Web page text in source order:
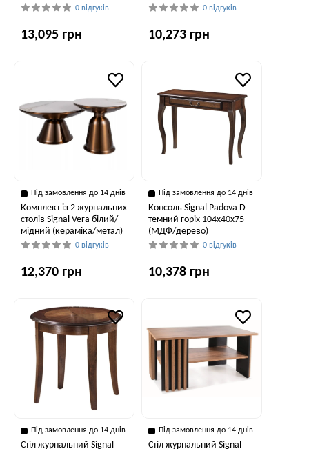
0 відгуків
13,095 грн
0 відгуків
10,273 грн
Під замовлення до 14 днів
Комплект із 2 журнальних
столів Signal Vera білий/
мідний (кераміка/метал)
0 відгуків
12,370 грн
Під замовлення до 14 днів
Консоль Signal Padova D
темний горіх 104х40х75
(МДФ/дерево)
0 відгуків
10,378 грн
Під замовлення до 14 днів
Стіл журнальний Signal
Під замовлення до 14 днів
Стіл журнальний Signal